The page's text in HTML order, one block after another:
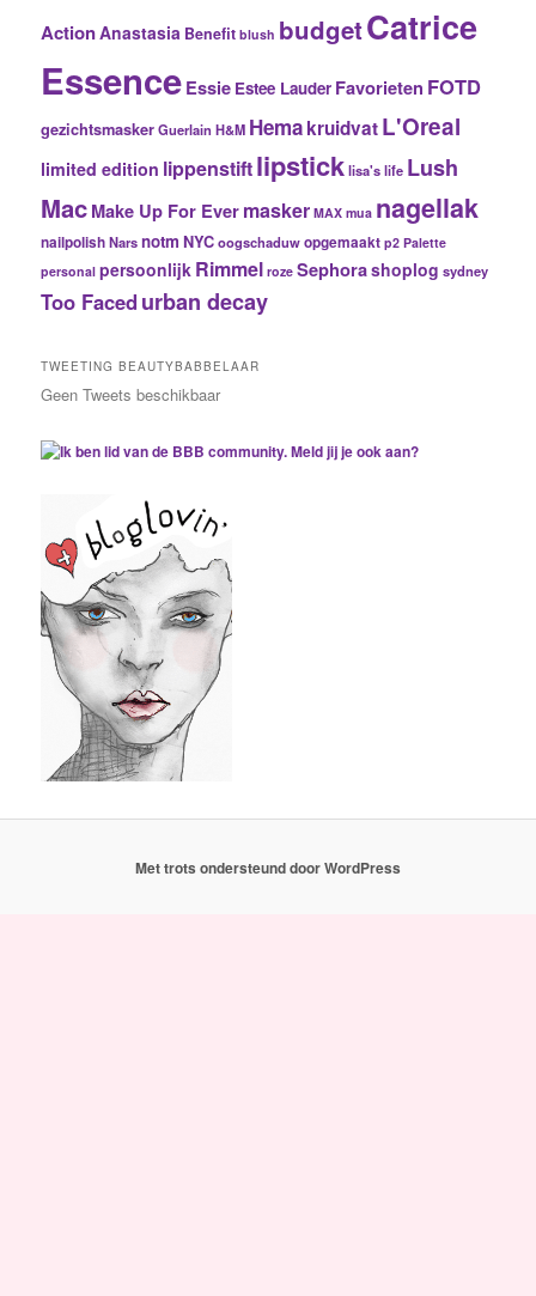
ActionAnastasia Benefit blush budgetCatrice
EssenceEssie Estee Lauder Favorieten FOTD
gezichtsmaskerGuerlain H&M HemakruidvatL'Oreal
limited edition lippenstiftlipsticklisa's life Lush
MacMake Up For Evermasker MAX mua nagellak
nailpolishNarsnotm NYCoogschaduwopgemaakt p2 Palette
personal persoonlijk Rimmel roze Sephorashoplog sydney
Too Faced urban decay
TWEETING BEAUTYBABBELAAR
Geen Tweets beschikbaar
Met trots ondersteund door WordPress